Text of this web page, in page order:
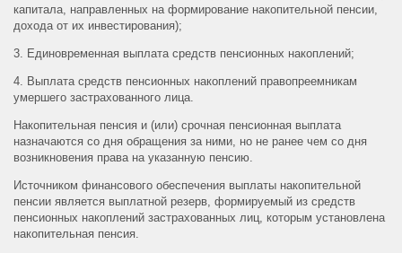
капитала, направленных на формирование накопительной пенсии,
дохода от их инвестирования);
3. Единовременная выплата средств пенсионных накоплений;
4. Выплата средств пенсионных накоплений правопреемникам
умершего застрахованного лица.
Накопительная пенсия и (или) срочная пенсионная выплата
назначаются со дня обращения за ними, но не ранее чем со дня
возникновения права на указанную пенсию.
Источником финансового обеспечения выплаты накопительной
пенсии является выплатной резерв, формируемый из средств
пенсионных накоплений застрахованных лиц, которым установлена
накопительная пенсия.